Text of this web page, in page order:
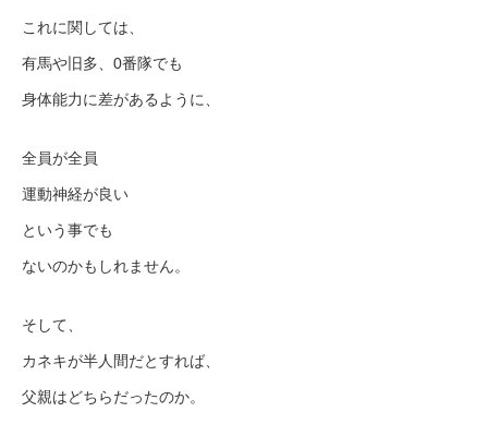
これに関しては、
有馬や旧多、0番隊でも
身体能力に差があるように、
全員が全員
運動神経が良い
という事でも
ないのかもしれません。
そして、
カネキが半人間だとすれば、
父親はどちらだったのか。